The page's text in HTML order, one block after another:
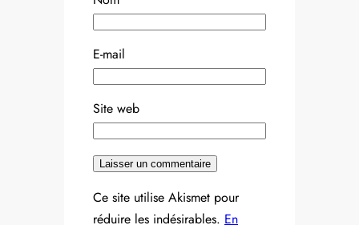
E-mail
Site web
Ce site utilise Akismet pour
réduire les indésirables. En